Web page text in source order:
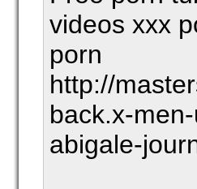
videos xxx
porn
http://
back.x-
abigale-